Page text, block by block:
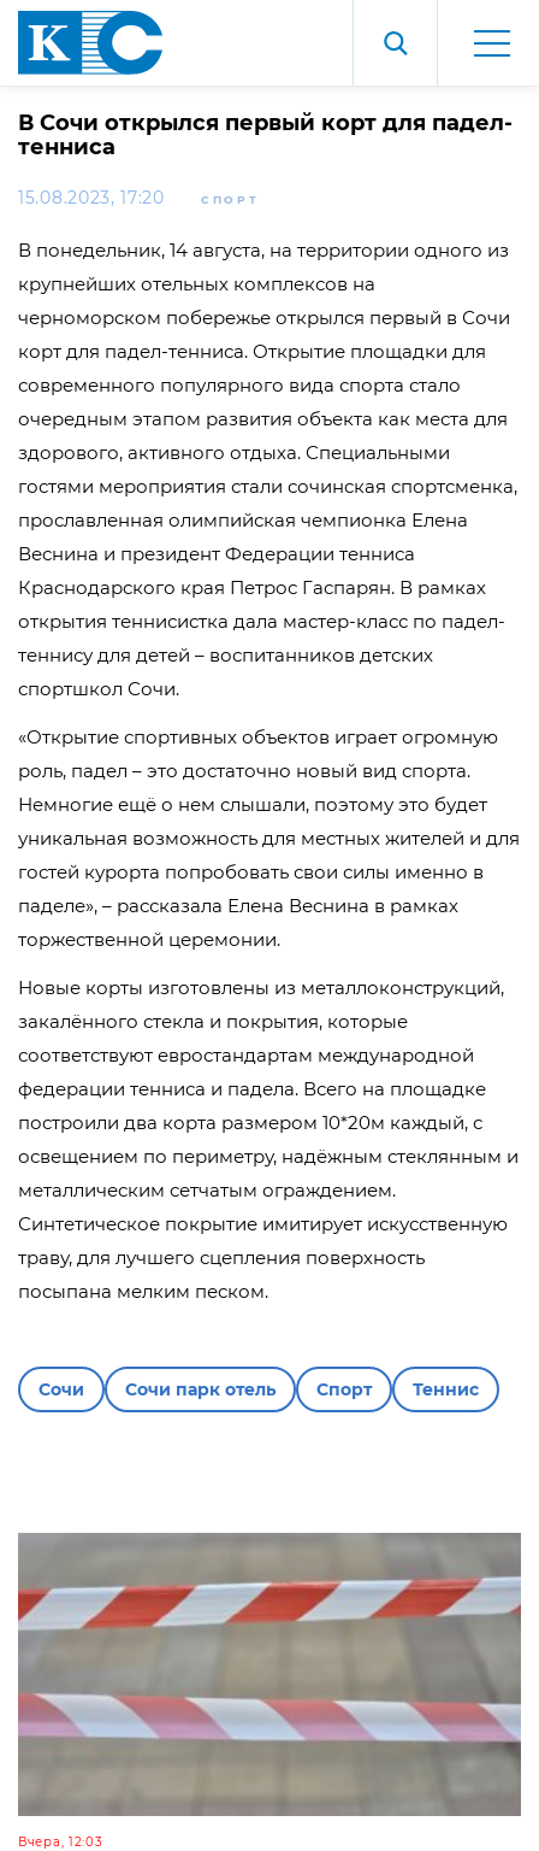
В Сочи открылся первый корт для падел-
тенниса
15.08.2023, 17:20 СПОРТ
В понедельник, 14 августа, на территории одного из
крупнейших отельных комплексов на
черноморском побережье открылся первый в Сочи
корт для падел-тенниса. Открытие площадки для
современного популярного вида спорта стало
очередным этапом развития объекта как места для
здорового, активного отдыха. Специальными
гостями мероприятия стали сочинская спортсменка,
прославленная олимпийская чемпионка Елена
Веснина и президент Федерации тенниса
Краснодарского края Петрос Гаспарян. В рамках
открытия теннисистка дала мастер-класс по падел-
теннису для детей – воспитанников детских
спортшкол Сочи.
«Открытие спортивных объектов играет огромную
роль, падел – это достаточно новый вид спорта.
Немногие ещё о нем слышали, поэтому это будет
уникальная возможность для местных жителей и для
гостей курорта попробовать свои силы именно в
паделе», – рассказала Елена Веснина в рамках
торжественной церемонии.
Новые корты изготовлены из металлоконструкций,
закалённого стекла и покрытия, которые
соответствуют евростандартам международной
федерации тенниса и падела. Всего на площадке
построили два корта размером 10*20м каждый, с
освещением по периметру, надёжным стеклянным и
металлическим сетчатым ограждением.
Синтетическое покрытие имитирует искусственную
траву, для лучшего сцепления поверхность
посыпана мелким песком.
Сочи Сочи парк отель Спорт Теннис
Вчера, 12:03